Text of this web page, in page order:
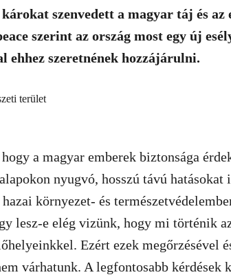
szenvedett a magyar táj és
szerint az ország most egy új
ehhez szeretnének hozzájárulni.
a magyar emberek biztonsága
nyugvó, hosszú távú hatásokat
környezet- és
lesz-e elég vizünk, hogy mi történik
Ezért ezek megőrzésével
várhatunk. A legfontosabb kérdések